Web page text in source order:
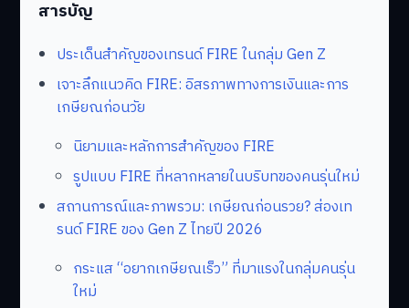
สารบัญ
ประเด็นสำคัญของเทรนด์ FIRE ในกลุ่ม Gen Z
เจาะลึกแนวคิด FIRE: อิสรภาพทางการเงินและการ
เกษียณก่อนวัย
นิยามและหลักการสำคัญของ FIRE
รูปแบบ FIRE ที่หลากหลายในบริบทของคนรุ่นใหม่
สถานการณ์และภาพรวม: เกษียณก่อนรวย? ส่องเท
รนด์ FIRE ของ Gen Z ไทยปี 2026
กระแส “อยากเกษียณเร็ว” ที่มาแรงในกลุ่มคนรุ่น
ใหม่